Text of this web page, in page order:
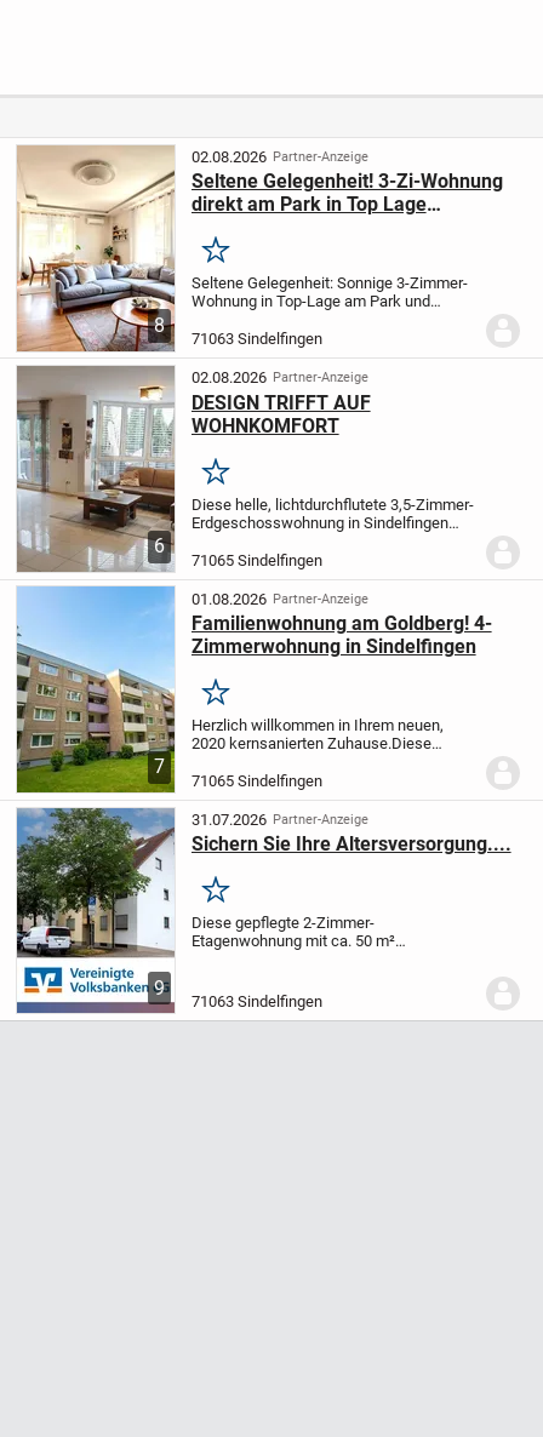
8
02.08.2026 Partner-Anzeige
Seltene Gelegenheit! 3-Zi-Wohnung
direkt am Park in Top Lage
Merken
Seltene Gelegenheit: Sonnige 3-Zimmer-
Wohnung in Top-Lage am Park und
attraktive Wohnung vereint eine der
begehrtesten Lagen Sindelfingens mit
hohem Wohnkomfort....
71063 Sindelfingen
6
02.08.2026 Partner-Anzeige
DESIGN TRIFFT AUF
WOHNKOMFORT
Merken
Diese helle, lichtdurchflutete 3,5-Zimmer-
Erdgeschosswohnung in Sindelfingen
zum Ankommen. Die gehobene
Innenausstattung mit hochwertiger
Einbauküche und...
71065 Sindelfingen
7
01.08.2026 Partner-Anzeige
Familienwohnung am Goldberg! 4-
Zimmerwohnung in Sindelfingen
Merken
Herzlich willkommen in Ihrem neuen,
2020 kernsanierten Zuhause.Diese
Obergeschoss und überzeugt durch einen
hellen Wohn- und Essbereich mit
direktem Zugang...
71065 Sindelfingen
9
31.07.2026 Partner-Anzeige
Sichern Sie Ihre Altersversorgung....
Merken
Diese gepflegte 2-Zimmer-
Etagenwohnung mit ca. 50 m²
überzeugt durch die kurzen Wege zu
sämtlichen Einkaufsmöglichkeiten...
71063 Sindelfingen